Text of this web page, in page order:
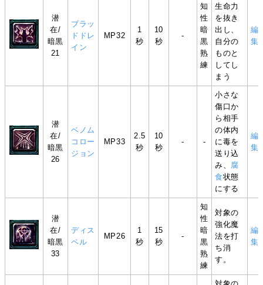
潜
在/
暗黒
21
ブラッ
ドドレ
イン
MP32
1
秒
10
秒
-
知
性
暗
黒
熟
練
生命力
を抜き
出し、
自分の
ものと
してし
まう
編
集
潜
在/
暗黒
26
ベノム
コロー
ジョン
MP33
2.5
秒
10
秒
- -
小さな
傷口か
ら相手
の体内
に毒を
送り込
み、 腐
食状態
にする
編
集
潜
在/
暗黒
33
ディス
ペル
MP26
1
秒
15
秒
-
知
性
暗
黒
熟
練
対象の
強化魔
法を打
ち消
す。
編
集